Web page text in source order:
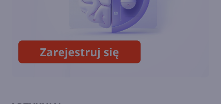
Microsoft i Google pobierają
więcej prądu niż ponad 100
krajów